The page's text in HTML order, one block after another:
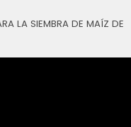
LA SIEMBRA DE MAÍZ DE